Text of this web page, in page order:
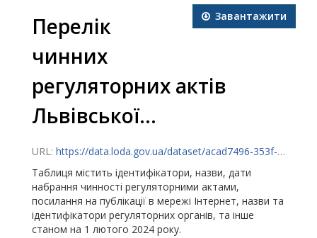
Завантажити
Перелік
чинних
регуляторних актів
Львівської...
URL: https://data.loda.gov.ua/dataset/acad7496-353f-4f92-a4d6-ceea8fd3585a/resource/51190c94-576e-4405-8c2e-f855c1765ad2/download/perelik-regulyatornykh-aktiv-na-01-02-2024.xls
Таблиця містить ідентифікатори, назви, дати
набрання чинності регуляторними актами,
посилання на публікації в мережі Інтернет, назви та
ідентифікатори регуляторних органів, та інше
станом на 1 лютого 2024 року.